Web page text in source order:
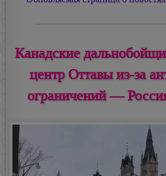
Канадские
центр Оттавы из-за
ограничений —